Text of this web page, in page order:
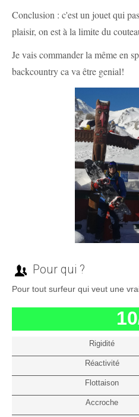
Conclusion : c'est un jouet qui
plaisir, on est à la limite du
Je vais commander la même en
backcountry ca va être genial!
Pour qui ?
Pour tout surfeur qui veut une
10
Rigidité
Réactivité
Flottaison
Accroche